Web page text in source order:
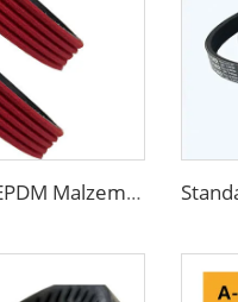
Kalıplanmış PK kayışı/5PK1173 EPDM Malzeme, Yarış Motoru İçin Uygun, Yüksek Kalite